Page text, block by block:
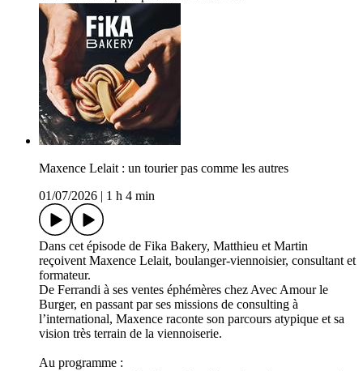
Maxence Lelait : un tourier pas comme les autres
01/07/2026
1 h 4 min
Dans cet épisode de Fika Bakery, Matthieu et Martin
reçoivent Maxence Lelait, boulanger-viennoisier, consultant et
formateur.
De Ferrandi à ses ventes éphémères chez Avec Amour le
Burger, en passant par ses missions de consulting à
l’international, Maxence raconte son parcours atypique et sa
vision très terrain de la viennoiserie.
Au programme :